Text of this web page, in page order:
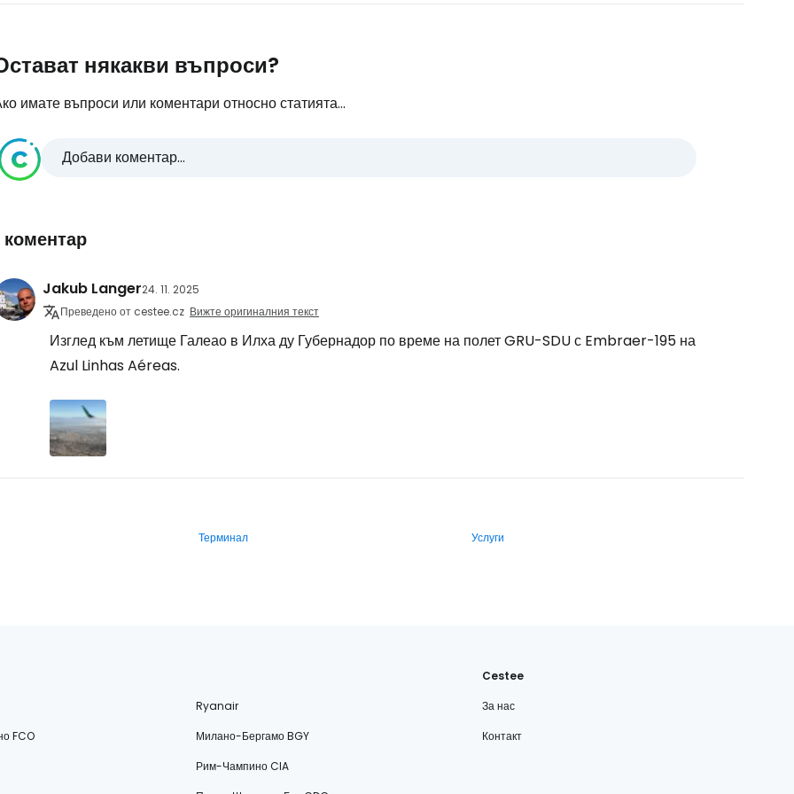
някакви въпроси?
имате въпроси или коментари относно статията...
Добави коментар...
коментар
Jakub Langer24. 11. 2025
Преведено от cestee.cz Вижте оригиналния текст
Изглед към летище Галеао в Илха ду Губернадор по време на полет GRU-SDU с Embraer-195 на
Azul Linhas Aéreas.
Терминал Услуги
Ryanair
FCO
Милано-Бергамо BGY
Рим-Чампино CIA
Cestee
За нас
Контакт